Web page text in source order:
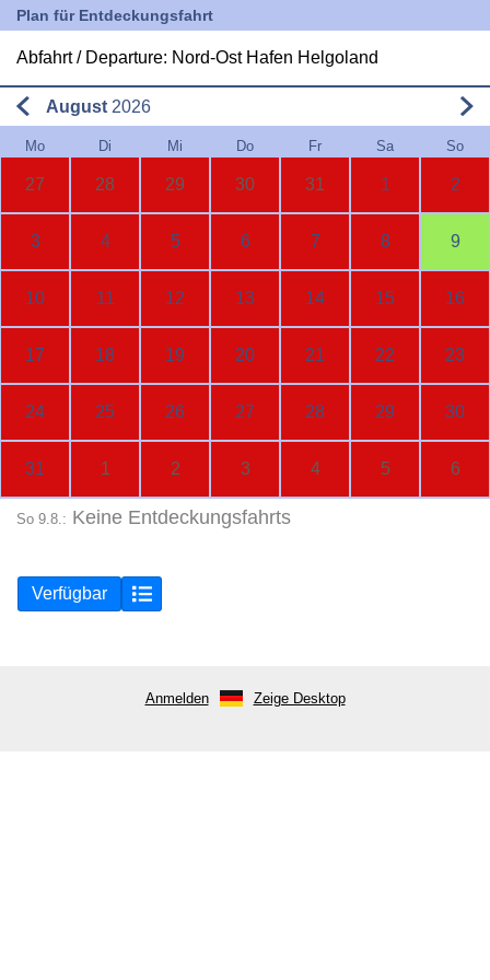
Plan für Entdeckungsfahrt
Abfahrt / Departure: Nord-Ost Hafen Helgoland
August 2026
Mo Di Mi Do Fr Sa So
27 28 29 30 31 1 2
3 4 5 6 7 8 9
10 11 12 13 14 15 16
17 18 19 20 21 22 23
24 25 26 27 28 29 30
31 1 2 3 4 5 6
So 9.8.: Keine Entdeckungsfahrts
Verfügbar
Anmelden Zeige Desktop